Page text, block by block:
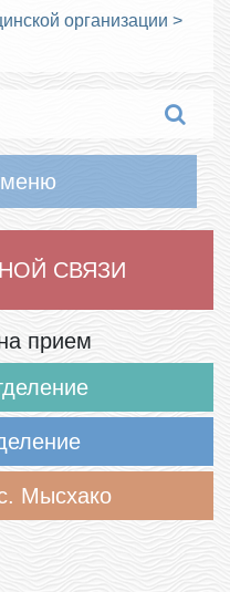
организации >
СВЯЗИ
прием
Мысхако